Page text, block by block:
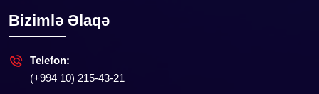
Bizimlə Əlaqə
Telefon:
(+994 10) 215-43-21